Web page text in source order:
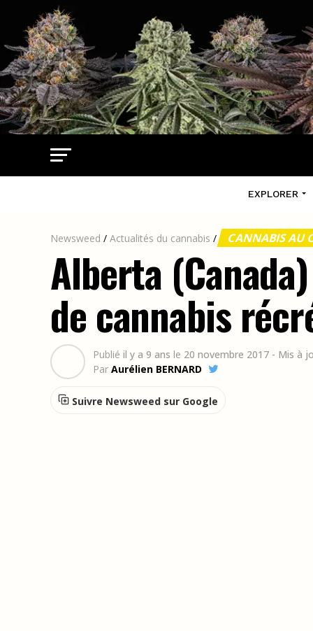
EXPLORER
Newsweed / Actualités du cannabis / CANNABIS AU
Alberta
de cannabis
Publié il y a 9 ans le 20 novembre 2017 - Mis à
Par Aurélien BERNARD
Suivre Newsweed sur Google